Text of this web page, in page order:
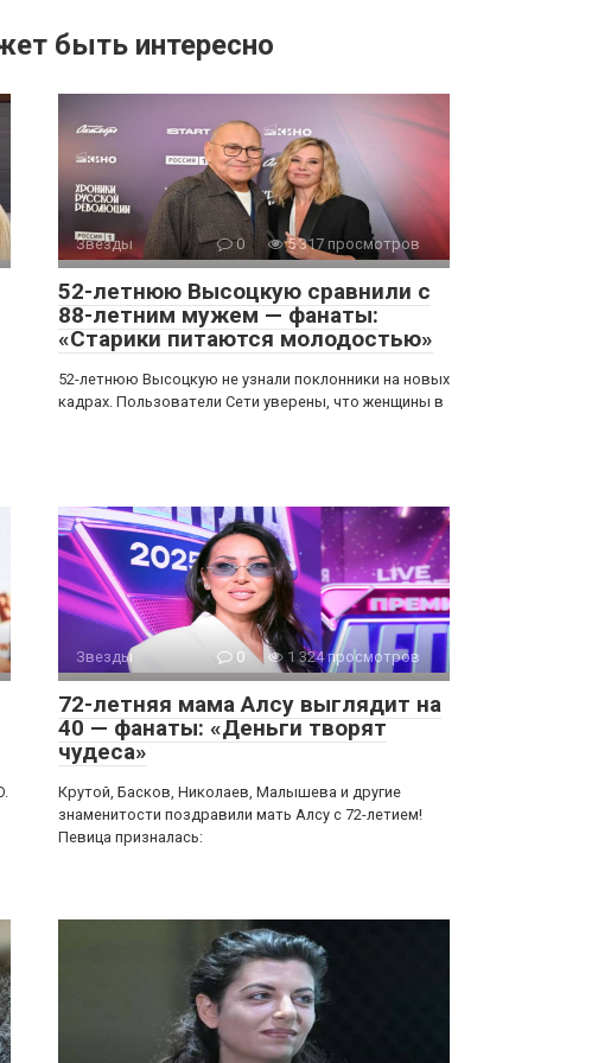
быть интересно
Звезды 0 5 317 просмотров
52-летнюю Высоцкую сравнили с
88-летним мужем — фанаты:
«Старики питаются молодостью»
52-летнюю Высоцкую не узнали поклонники на новых
кадрах. Пользователи Сети уверены, что женщины в
Звезды 0 1 324 просмотров
72-летняя мама Алсу выглядит на
40 — фанаты: «Деньги творят
чудеса»
Крутой, Басков, Николаев, Малышева и другие
знаменитости поздравили мать Алсу с 72-летием!
Певица призналась: